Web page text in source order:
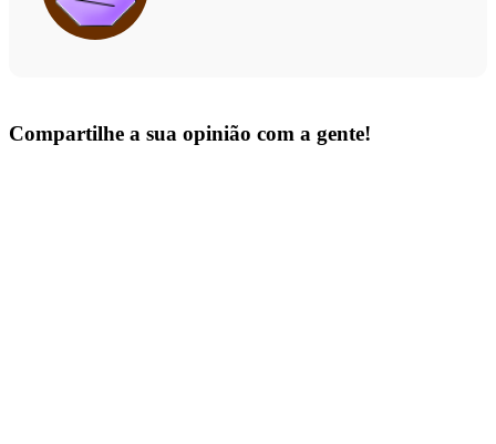
Compartilhe a sua opinião com a gente!